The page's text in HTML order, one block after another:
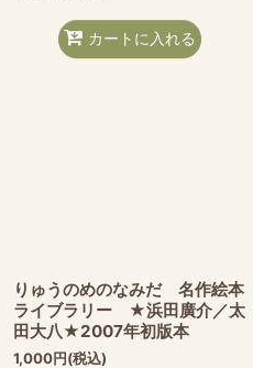
カートに入れる
りゅうのめのなみだ 名作絵本
ライブラリー ★浜田廣介／太
田大八★2007年初版本
1,000円(税込)